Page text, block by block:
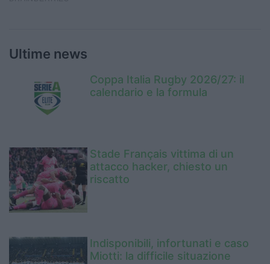
Ultime news
Coppa Italia Rugby 2026/27: il
calendario e la formula
Stade Français vittima di un
attacco hacker, chiesto un
riscatto
Indisponibili, infortunati e caso
Miotti: la difficile situazione